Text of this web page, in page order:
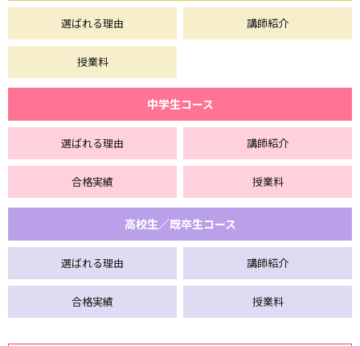
選ばれる理由 講師紹介
授業料
中学生コース
選ばれる理由 講師紹介
合格実績 授業料
高校生／既卒生コース
選ばれる理由 講師紹介
合格実績 授業料